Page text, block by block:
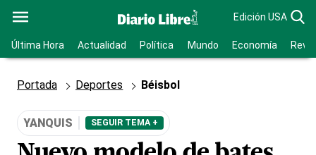
Edición USA
Última Hora Actualidad Política Mundo Economía
Portada Deportes Béisbol
YANQUIS SEGUIR TEMA +